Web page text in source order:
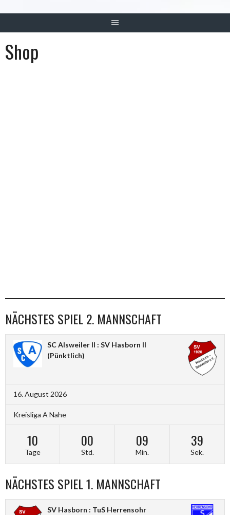
Shop
NÄCHSTES SPIEL 2. MANNSCHAFT
SC Alsweiler II : SV Hasborn II
(Pünktlich)
16. August 2026
Kreisliga A Nahe
10
Tage
00
Std.
09
Min.
38
Sek.
NÄCHSTES SPIEL 1. MANNSCHAFT
SV Hasborn : TuS Herrensohr